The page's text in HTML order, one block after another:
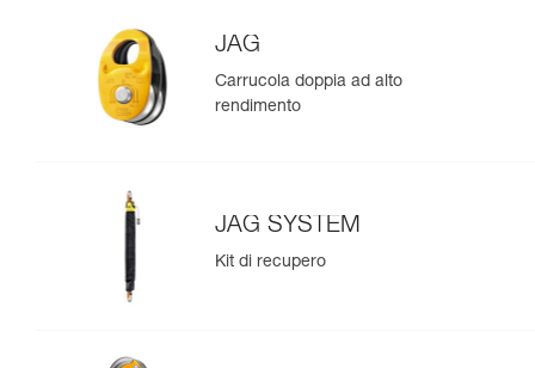
JAG
Carrucola doppia ad alto
rendimento
JAG SYSTEM
Kit di recupero